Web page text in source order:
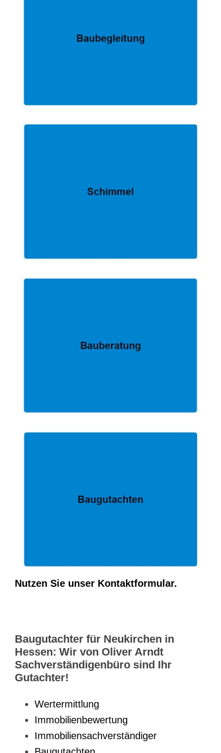
Nutzen Sie unser Kontaktformular.
Baugutachter für Neukirchen in
Hessen: Wir von Oliver Arndt
Sachverständigenbüro sind Ihr
Gutachter!
Wertermittlung
Immobilienbewertung
Immobiliensachverständiger